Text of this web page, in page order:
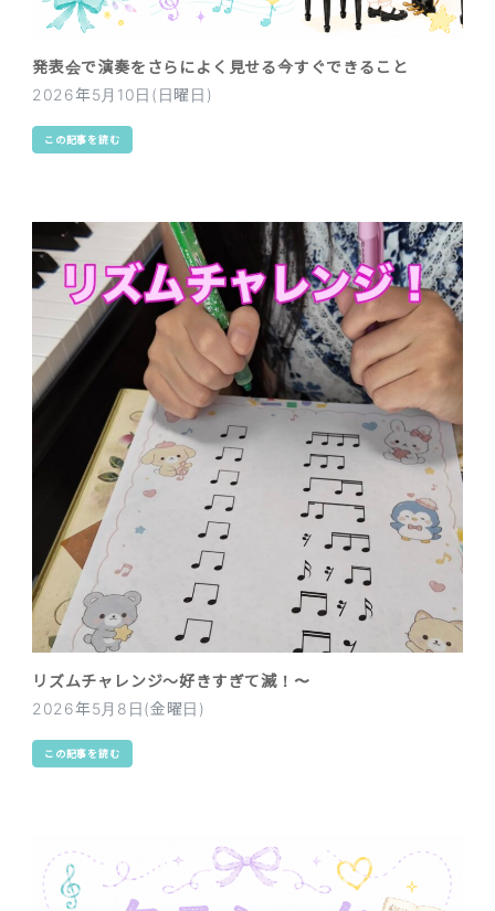
発表会で演奏をさらによく見せる今すぐできること
2026年5月10日(日曜日)
この記事を読む
リズムチャレンジ〜好きすぎて滅！〜
2026年5月8日(金曜日)
この記事を読む